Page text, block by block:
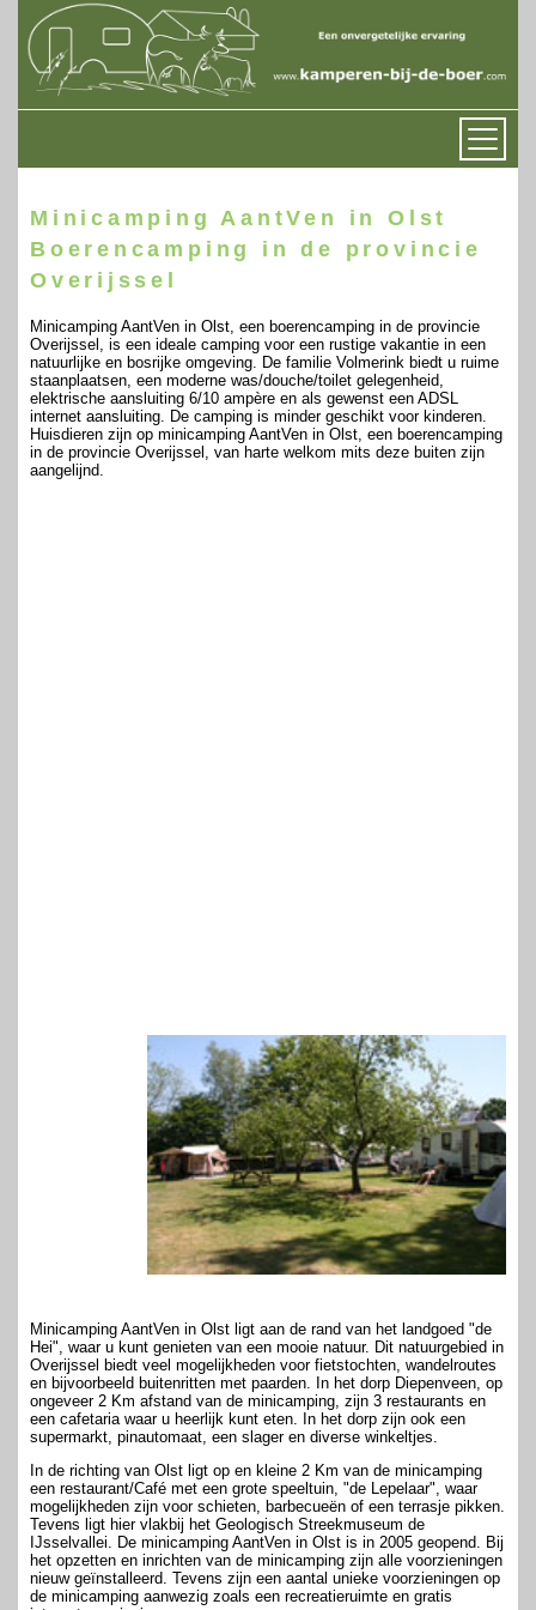
Minicamping AantVen in Olst
Boerencamping in de provincie
Overijssel
Minicamping AantVen in Olst, een boerencamping in de provincie
Overijssel, is een ideale camping voor een rustige vakantie in een
natuurlijke en bosrijke omgeving. De familie Volmerink biedt u ruime
staanplaatsen, een moderne was/douche/toilet gelegenheid,
elektrische aansluiting 6/10 ampère en als gewenst een ADSL
internet aansluiting. De camping is minder geschikt voor kinderen.
Huisdieren zijn op minicamping AantVen in Olst, een boerencamping
in de provincie Overijssel, van harte welkom mits deze buiten zijn
aangelijnd.
Minicamping AantVen in Olst ligt aan de rand van het landgoed "de
Hei", waar u kunt genieten van een mooie natuur. Dit natuurgebied in
Overijssel biedt veel mogelijkheden voor fietstochten, wandelroutes
en bijvoorbeeld buitenritten met paarden. In het dorp Diepenveen, op
ongeveer 2 Km afstand van de minicamping, zijn 3 restaurants en
een cafetaria waar u heerlijk kunt eten. In het dorp zijn ook een
supermarkt, pinautomaat, een slager en diverse winkeltjes.
In de richting van Olst ligt op en kleine 2 Km van de minicamping
een restaurant/Café met een grote speeltuin, "de Lepelaar", waar
mogelijkheden zijn voor schieten, barbecueën of een terrasje pikken.
Tevens ligt hier vlakbij het Geologisch Streekmuseum de
IJsselvallei. De minicamping AantVen in Olst is in 2005 geopend. Bij
het opzetten en inrichten van de minicamping zijn alle voorzieningen
nieuw geïnstalleerd. Tevens zijn een aantal unieke voorzieningen op
de minicamping aanwezig zoals een recreatieruimte en gratis